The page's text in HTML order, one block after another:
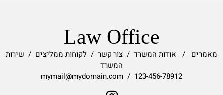
Law Office
מאמרים / אודות המשרד / צור קשר / לקוחות ממליצים / שירות
המשרד
123-456-78912 / mymail@mydomain.com